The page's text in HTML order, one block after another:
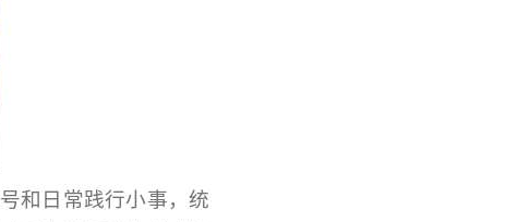
和日常践行小事，统